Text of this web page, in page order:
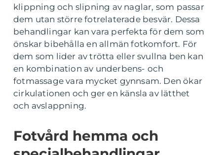
klippning och slipning av naglar, som passar
dem utan större fotrelaterade besvär. Dessa
behandlingar kan vara perfekta för dem som
önskar bibehålla en allmän fotkomfort. För
dem som lider av trötta eller svullna ben kan
en kombination av underbens- och
fotmassage vara mycket gynnsam. Den ökar
cirkulationen och ger en känsla av lätthet
och avslappning.
Fotvård hemma och